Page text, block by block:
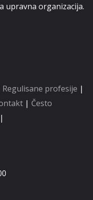
upravna organizacija.
Regulisane profesije |
| Često
|